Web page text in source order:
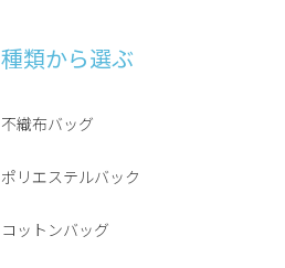
種類から選ぶ
不織布バッグ
ポリエステルバック
コットンバッグ